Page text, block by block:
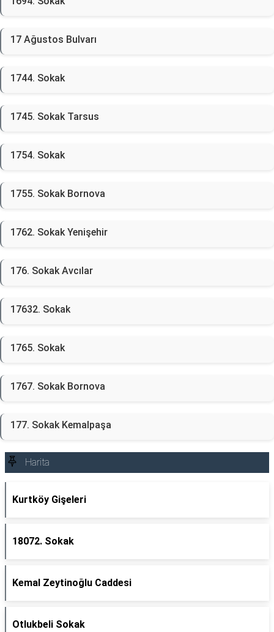
17 Ağustos Bulvarı
1744. Sokak
1745. Sokak Tarsus
1754. Sokak
1755. Sokak Bornova
1762. Sokak Yenişehir
176. Sokak Avcılar
17632. Sokak
1765. Sokak
1767. Sokak Bornova
177. Sokak Kemalpaşa
Harita
Kurtköy Gişeleri
18072. Sokak
Kemal Zeytinoğlu Caddesi
Otlukbeli Sokak